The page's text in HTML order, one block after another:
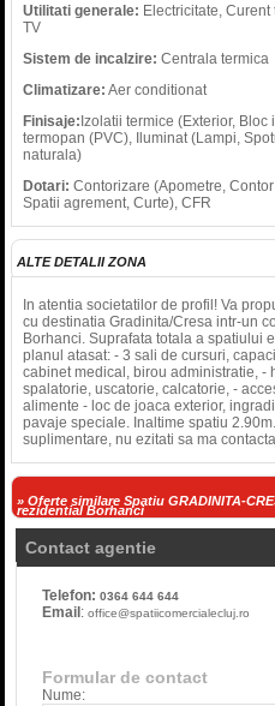
Utilitati generale: Electricitate,
TV
Sistem de incalzire: Centrala termica
Climatizare: Aer conditionat
Finisaje: Izolatii termice (Exterior,
termopan (PVC), Iluminat (Lampi,
naturala)
Dotari: Contorizare (Apometre,
Spatii agrement, Curte), CFR
ALTE DETALII ZONA
In atentia societatilor de profil! Va
cu destinatia Gradinita/Cresa intr-un
Borhanci. Suprafata totala a spatiului
planul atasat: - 3 sali de cursuri,
cabinet medical, birou administratie, -
spalatorie, uscatorie, calcatorie, -
alimente - loc de joaca exterior,
pavaje speciale. Inaltime spatiu
suplimentare, nu ezitati sa ma
» Oferte similare Spatiu GRADINITA-
rezidential Borhanci
Contact agentie
Telefon:0364 644 644
Email :office@spatiicomercialecluj.ro
Formular de contact
Nume: